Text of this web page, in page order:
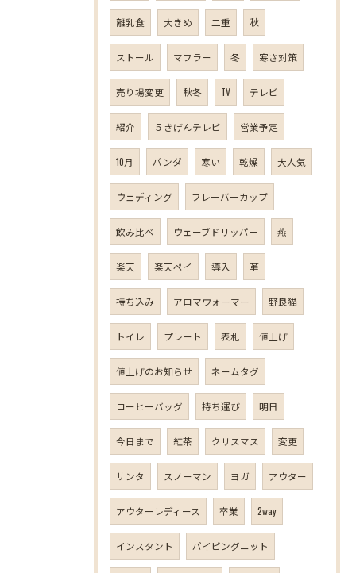
離乳食 大きめ 二重 秋
ストール マフラー 冬 寒さ対策
売り場変更 秋冬 TV テレビ
紹介 ５きげんテレビ 営業予定
10月 パンダ 寒い 乾燥 大人気
ウェディング フレーバーカップ
飲み比べ ウェーブドリッパー 燕
楽天 楽天ペイ 導入 革
持ち込み アロマウォーマー 野良猫
トイレ プレート 表札 値上げ
値上げのお知らせ ネームタグ
コーヒーバッグ 持ち運び 明日
今日まで 紅茶 クリスマス 変更
サンタ スノーマン ヨガ アウター
アウターレディース 卒業 2way
インスタント パイピングニット